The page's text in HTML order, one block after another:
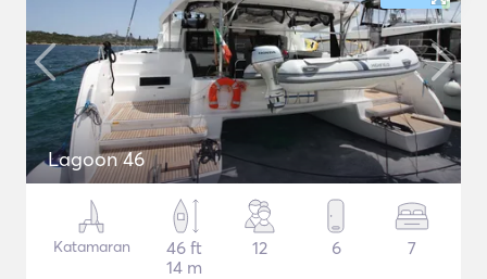
Lagoon 46
Katamaran
46 ft
14 m
12 6 7